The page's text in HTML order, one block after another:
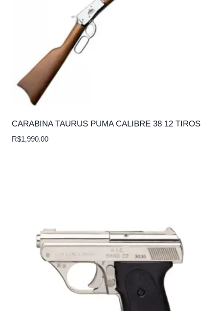
CARABINA TAURUS PUMA CALIBRE 38 12 TIROS
R$1,990.00